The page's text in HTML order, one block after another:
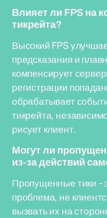
Влияет ли FPS на
тикрейта?
Высокий FPS
предсказания и
компенсирует
регистрации
обрабатывает
тикрейта,
рисует клиент.
Могут ли
из-за действий
Пропущенные тики -
проблема, не
вызвать их на